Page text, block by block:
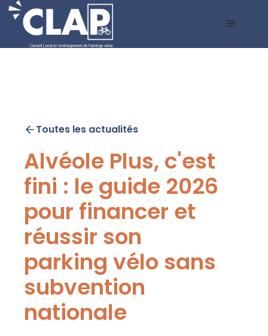
Toutes les actualités
Alvéole Plus, c'est
fini : le guide 2026
pour financer et
réussir son
parking vélo sans
subvention
nationale